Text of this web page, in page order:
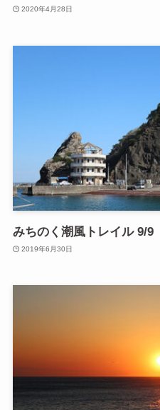
2020年4月28日
みちのく潮風トレイル 9/9
2019年6月30日